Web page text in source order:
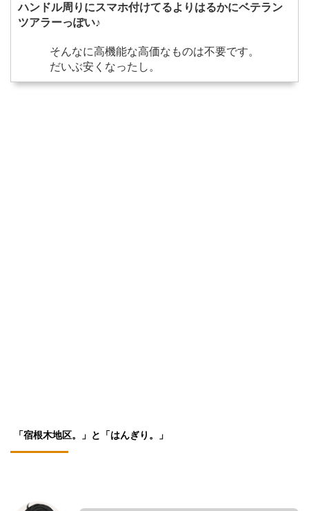
ハンドル周りにスマホ付けてるよりはるかにベテラン
ツアラーっぽい♪
そんなに高機能な高価なものは不要です。
だいぶ安くなったし。
「宿根木地区。」と「はんぎり。」